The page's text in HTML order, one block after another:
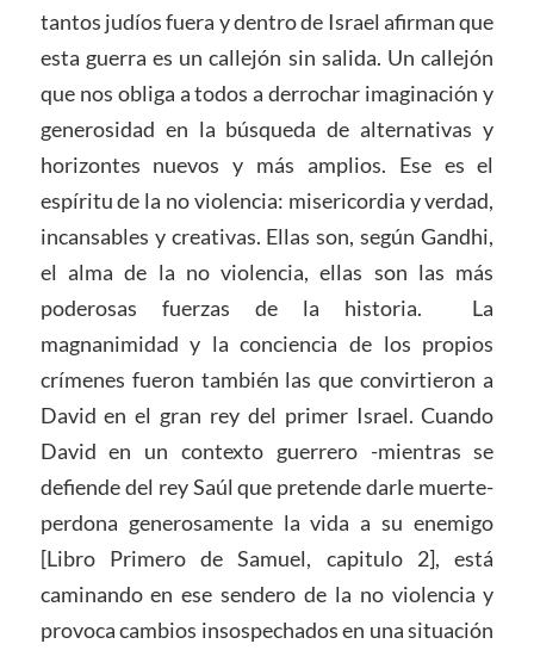
tantos judíos fuera y dentro de Israel afirman que
esta guerra es un callejón sin salida. Un callejón
que nos obliga a todos a derrochar imaginación y
generosidad en la búsqueda de alternativas y
horizontes nuevos y más amplios. Ese es el
espíritu de la no violencia: misericordia y verdad,
incansables y creativas. Ellas son, según Gandhi,
el alma de la no violencia, ellas son las más
poderosas fuerzas de la historia. La
magnanimidad y la conciencia de los propios
crímenes fueron también las que convirtieron a
David en el gran rey del primer Israel. Cuando
David en un contexto guerrero -mientras se
defiende del rey Saúl que pretende darle muerte-
perdona generosamente la vida a su enemigo
[Libro Primero de Samuel, capitulo 2], está
caminando en ese sendero de la no violencia y
provoca cambios insospechados en una situación